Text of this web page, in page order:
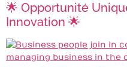
🌟 Opportunité
Innovation 🌟